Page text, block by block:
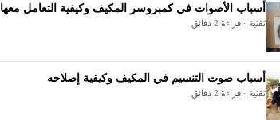
أسباب الأصوات في كمبروسر المكيف وكيفية التعامل معها
تقنية · قراءة 2 دقائق
أسباب صوت التنسيم في المكيف وكيفية إصلاحه
تقنية · قراءة 2 دقائق